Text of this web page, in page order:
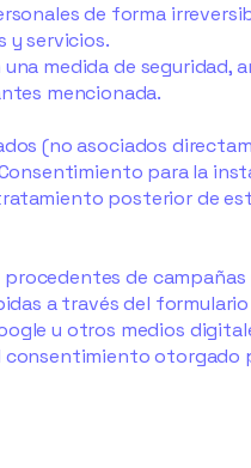
de forma
y servicios.
medida de seguridad,
mencionada.
(no asociados
Consentimiento para la
posterior de
de
a través del formulario
u otros medios
consentimiento